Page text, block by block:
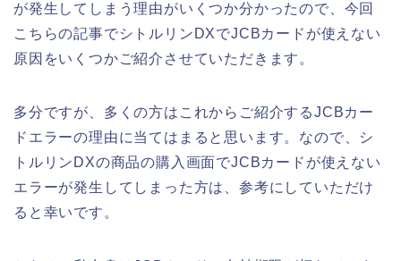
が発生してしまう理由がいくつか分かったので、今回
こちらの記事でシトルリンDXでJCBカードが使えない
原因をいくつかご紹介させていただきます。
多分ですが、多くの方はこれからご紹介するJCBカー
ドエラーの理由に当てはまると思います。なので、シ
トルリンDXの商品の購入画面でJCBカードが使えない
エラーが発生してしまった方は、参考にしていただけ
ると幸いです。